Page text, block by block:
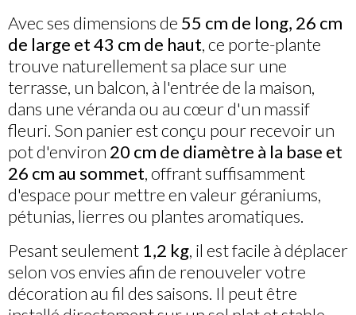
Avec ses dimensions de 55 cm de long, 26 cm
de large et 43 cm de haut, ce porte-plante
trouve naturellement sa place sur une
terrasse, un balcon, à l'entrée de la maison,
dans une véranda ou au cœur d'un massif
fleuri. Son panier est conçu pour recevoir un
pot d'environ 20 cm de diamètre à la base et
26 cm au sommet, offrant suffisamment
d'espace pour mettre en valeur géraniums,
pétunias, lierres ou plantes aromatiques.
Pesant seulement 1,2 kg, il est facile à déplacer
selon vos envies afin de renouveler votre
décoration au fil des saisons. Il peut être